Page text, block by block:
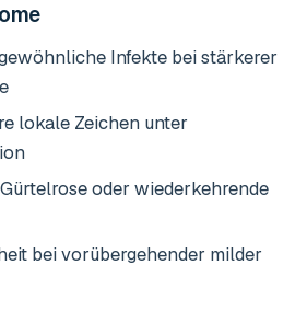
Infekte bei stärkerer
lokale Zeichen unter
oder wiederkehrende
bei vorübergehender milder